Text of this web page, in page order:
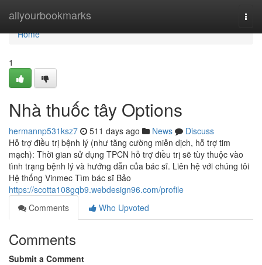
allyourbookmarks
Home
Home
1
Nhà thuốc tây Options
hermannp531ksz7 511 days ago News
Discuss
Hỗ trợ điều trị bệnh lý (như tăng cường miễn dịch, hỗ trợ tim
mạch): Thời gian sử dụng TPCN hỗ trợ điều trị sẽ tùy thuộc vào
tình trạng bệnh lý và hướng dẫn của bác sĩ. Liên hệ với chúng tôi
Hệ thống Vinmec Tìm bác sĩ Bảo
https://scotta108gqb9.webdesign96.com/profile
Comments
Who Upvoted
Comments
Submit a Comment